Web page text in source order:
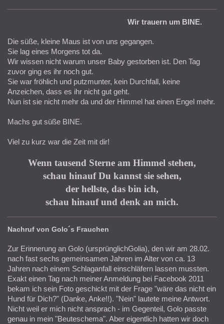
Wir trauern um BINE.
Die süße, kleine Maus ist von uns gegangen.
Sie lag eines Morgens tot da.
Wir wissen nicht warum unser Baby gestorben ist. Den Tag
zuvor ging es ihr noch gut.
Sie war fröhlich und putzmunter, kein Durchfall, keine
Anzeichen, dass es ihr nicht gut geht.
Nun ist sie nicht mehr da und der Himmel hat einen Engel mehr.
Machs gut süße BINE.
Viel zu kurz war die Zeit mit dir!
Wenn tausend Sterne am Himmel stehen,
schau hinauf Du kannst sie sehen,
der hellste, das bin ich,
schau hinauf und denk an mich.
Nachruf von Golo´s Frauchen
Zur Erinnerung an Golo (ursprünglichGolia), den wir am 28.02.
nach fast sechs gemeinsamen Jahren im Alter von ca. 13
Jahren nach einem Schlaganfall einschläfern lassen mussten.
Exakt einen Tag nach meiner Anmeldung bei Facebook 2011
bekam ich sein Foto geschickt mit der Frage "wäre das nicht ein
Hund für Dich?" (Danke, Anke!!). "Nein" lautete meine Antwort.
Nicht weil er mich nicht ansprach - im Gegenteil, Golo passte
genau in mein "Beuteschema". Aber eigentlich hatten wir doch